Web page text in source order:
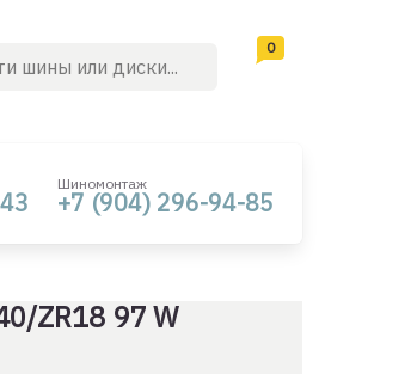
0
Шиномонтаж
+7 (904) 296-94-85
ZR18 97 W